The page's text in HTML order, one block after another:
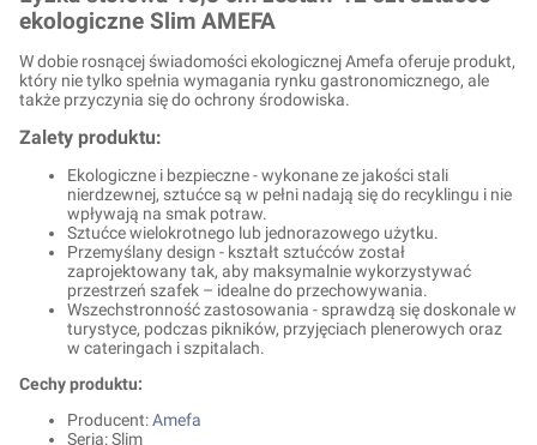
ekologiczne Slim AMEFA
W dobie rosnącej świadomości ekologicznej Amefa oferuje produkt,
który nie tylko spełnia wymagania rynku gastronomicznego, ale
także przyczynia się do ochrony środowiska.
Zalety produktu:
Ekologiczne i bezpieczne - wykonane ze jakości stali
nierdzewnej, sztućce są w pełni nadają się do recyklingu i nie
wpływają na smak potraw.
Sztućce wielokrotnego lub jednorazowego użytku.
Przemyślany design - kształt sztućców został
zaprojektowany tak, aby maksymalnie wykorzystywać
przestrzeń szafek – idealne do przechowywania.
Wszechstronność zastosowania - sprawdzą się doskonale w
turystyce, podczas pikników, przyjęciach plenerowych oraz
w cateringach i szpitalach.
Cechy produktu:
Producent:Amefa
Seria: Slim